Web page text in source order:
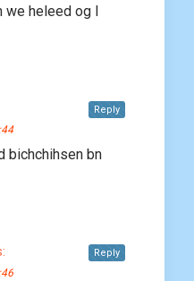
heleed og l
bichchihsen bn
Reply
Reply